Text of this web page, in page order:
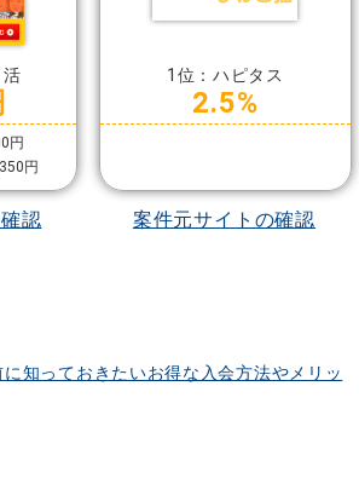
活
円
円
認
1位：ハピタス
2.5%
案件元サイトの確認
知っておきたいお得な入会方法やメリッ